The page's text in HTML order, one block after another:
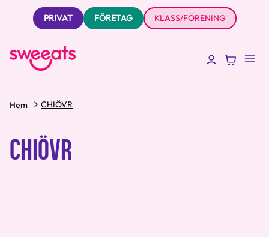
PRIVAT FÖRETAG KLASS/FÖRENING
Hem CHIÖVR
CHIÖVR